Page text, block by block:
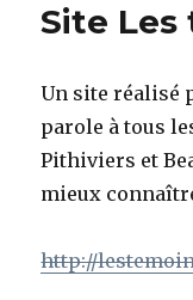
Site Les
Un site réalisé
parole à tous
Pithiviers et
mieux
http://